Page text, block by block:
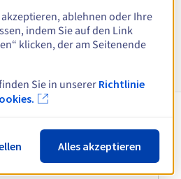
anzeigen
zu .clinic
.clinic-Domain
ablehnen oder Ihre
indem Sie auf den Link
klicken, der am Seitenende
Sie in unserer Richtlinie
Alles akzeptieren